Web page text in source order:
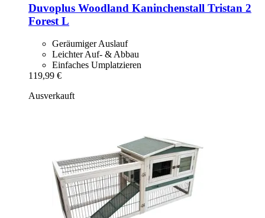
Duvoplus Woodland Kaninchenstall Tristan 2
Forest L
Geräumiger Auslauf
Leichter Auf- & Abbau
Einfaches Umplatzieren
119,99 €
Ausverkauft